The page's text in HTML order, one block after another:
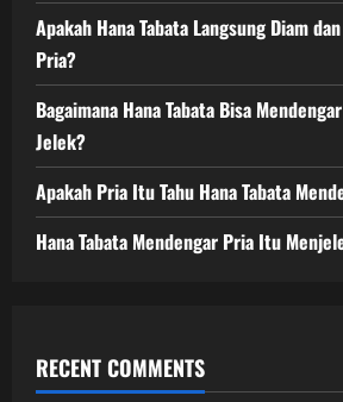
Apakah Hana Tabata Langsung Diam
Pria?
Bagaimana Hana Tabata Bisa
Jelek?
Apakah Pria Itu Tahu Hana Tabata
Hana Tabata Mendengar Pria Itu
RECENT COMMENTS